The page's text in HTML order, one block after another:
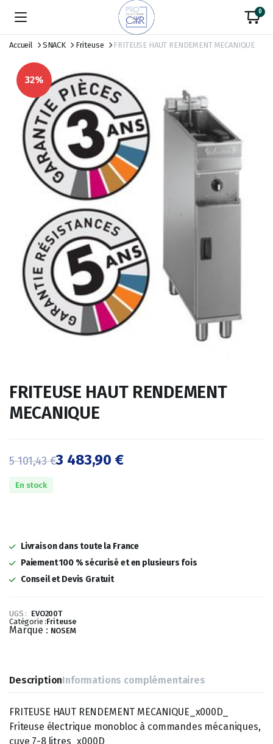
0
Accueil SNACK Friteuse FRITEUSE HAUT RENDEMENT MECANIQUE
32%
FRITEUSE HAUT RENDEMENT
MECANIQUE
5 101,43€
était :
5
101,43 €.
3 483,90 €
est :
3
483,90 €.
En stock
Livraison dans toute la France
Paiement 100 % sécurisé et en plusieurs fois
Conseil et Devis Gratuit
UGS : EVO200T
Catégorie :Friteuse
Marque : NOSEM
DescriptionInformations complémentaires
FRITEUSE HAUT RENDEMENT MECANIQUE_x000D_
Friteuse électrique monobloc à commandes mécaniques,
cuve 7-8 litres_x000D_